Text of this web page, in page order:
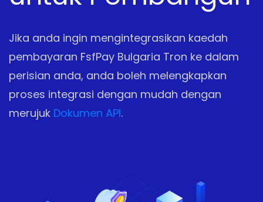
Jika anda ingin mengintegrasikan kaedah
pembayaran FsfPay Bulgaria Tron ke dalam
perisian anda, anda boleh melengkapkan
proses integrasi dengan mudah dengan
merujuk Dokumen API.